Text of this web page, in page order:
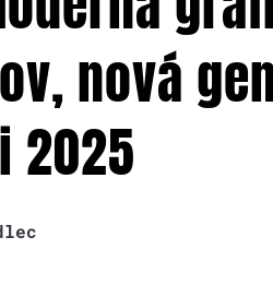
nová
2025